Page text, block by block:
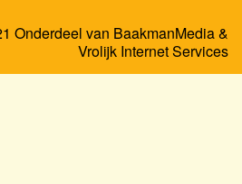
Onderdeel van BaakmanMedia&
Vrolijk Internet Services